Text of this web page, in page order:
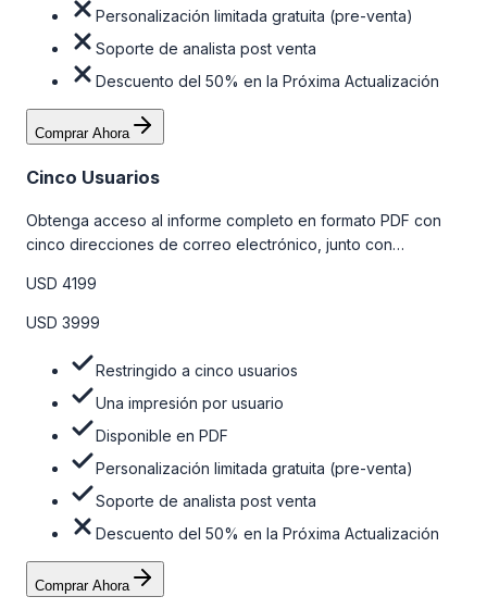
Personalización limitada gratuita (pre-venta)
Soporte de analista post venta
Descuento del 50% en la Próxima Actualización
Comprar Ahora
Cinco Usuarios
Obtenga acceso al informe completo en formato PDF con
cinco direcciones de correo electrónico, junto con
venta y el soporte post-venta de nuestros analistas. Para
obtener más información, consulte la tabla de precios a
USD 4199
USD 3999
Restringido a cinco usuarios
Una impresión por usuario
Disponible en PDF
Personalización limitada gratuita (pre-venta)
Soporte de analista post venta
Descuento del 50% en la Próxima Actualización
Comprar Ahora